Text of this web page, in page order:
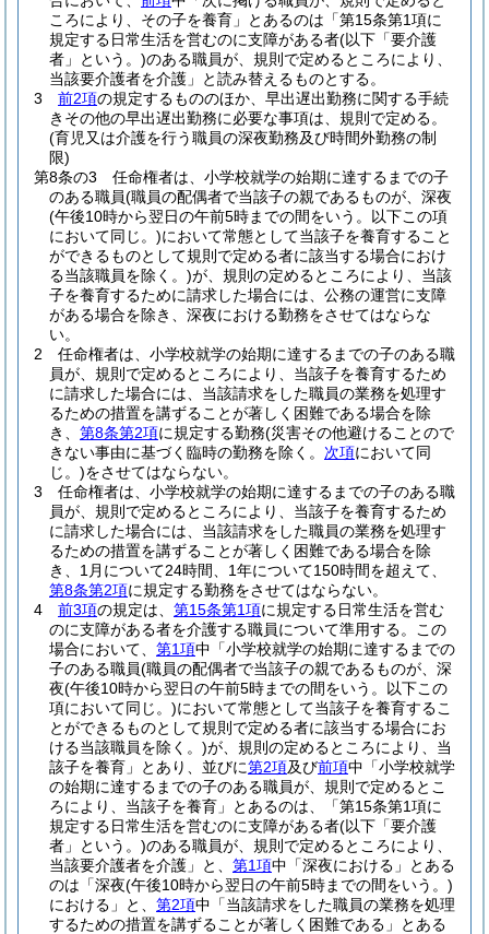
ころにより、その子を養育」とあるのは「第15条第1項に
規定する日常生活を営むのに支障がある者(以下「要介護
者」という。)のある職員が、規則で定めるところにより、
当該要介護者を介護」と読み替えるものとする。
3
前2項の規定するもののほか、早出遅出勤務に関する手続
きその他の早出遅出勤務に必要な事項は、規則で定める。
(育児又は介護を行う職員の深夜勤務及び時間外勤務の制
限)
第8条の3
任命権者は、小学校就学の始期に達するまでの子
のある職員(職員の配偶者で当該子の親であるものが、深夜
(午後10時から翌日の午前5時までの間をいう。以下この項
において同じ。)において常態として当該子を養育すること
ができるものとして規則で定める者に該当する場合におけ
る当該職員を除く。)が、規則の定めるところにより、当該
子を養育するために請求した場合には、公務の運営に支障
がある場合を除き、深夜における勤務をさせてはならな
い。
2
任命権者は、小学校就学の始期に達するまでの子のある職
員が、規則で定めるところにより、当該子を養育するため
に請求した場合には、当該請求をした職員の業務を処理す
るための措置を講ずることが著しく困難である場合を除
き、 第8条第2項に規定する勤務(災害その他避けることので
きない事由に基づく臨時の勤務を除く。 次項において同
じ。)をさせてはならない。
3
任命権者は、小学校就学の始期に達するまでの子のある職
員が、規則で定めるところにより、当該子を養育するため
に請求した場合には、当該請求をした職員の業務を処理す
るための措置を講ずることが著しく困難である場合を除
き、1月について24時間、1年について150時間を超えて、
第8条第2項に規定する勤務をさせてはならない。
4
前3項の規定は、 第15条第1項に規定する日常生活を営む
のに支障がある者を介護する職員について準用する。
この
場合において、 第1項中「小学校就学の始期に達するまでの
子のある職員(職員の配偶者で当該子の親であるものが、深
夜(午後10時から翌日の午前5時までの間をいう。以下この
項において同じ。)において常態として当該子を養育するこ
とができるものとして規則で定める者に該当する場合にお
ける当該職員を除く。)が、規則の定めるところにより、当
該子を養育」とあり、並びに第2項及び前項中「小学校就学
の始期に達するまでの子のある職員が、規則で定めるとこ
ろにより、当該子を養育」とあるのは、「第15条第1項に
規定する日常生活を営むのに支障がある者(以下「要介護
者」という。)のある職員が、規則で定めるところにより、
当該要介護者を介護」と、 第1項中「深夜における」とある
のは「深夜(午後10時から翌日の午前5時までの間をいう。)
における」と、 第2項中「当該請求をした職員の業務を処理
するための措置を講ずることが著しく困難である」とある